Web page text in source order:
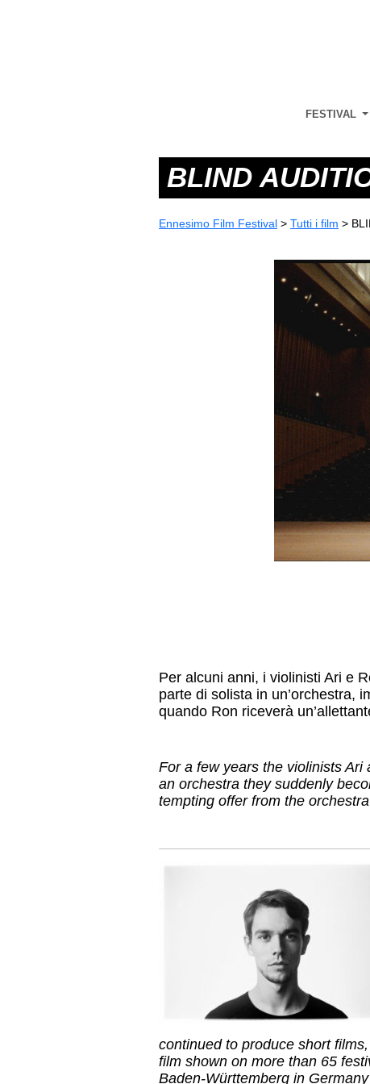
FESTIVAL
BLIND
Ennesimo Film Festival > Tutti i film >
Per alcuni anni, i violinisti Ari e
parte di solista in un’orchestra,
quando Ron riceverà
For a few years the violinists
an orchestra they suddenly
tempting offer from the
continued to produce short
film shown on more than 65
Baden-Württemberg in Germany